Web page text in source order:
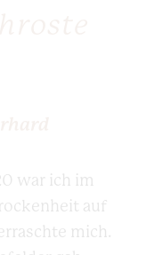
war ich im
auf
mich.